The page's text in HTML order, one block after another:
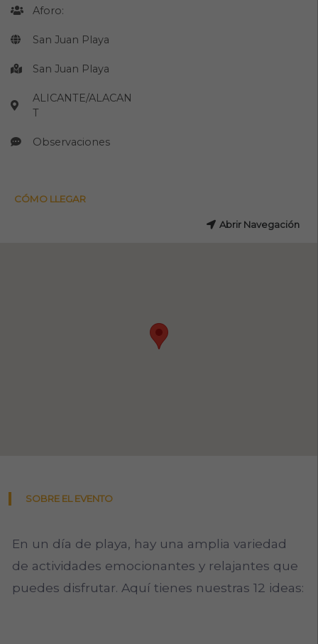
SOBRE EL EVENTO
En un día de playa, hay una amplia variedad
de actividades emocionantes y relajantes que
puedes disfrutar. Aquí tienes nuestras 12 ideas:
Aforo:
San Juan Playa
San Juan Playa
ALICANTE/ALACAN
T
Observaciones
CÓMO LLEGAR
Abrir Navegación